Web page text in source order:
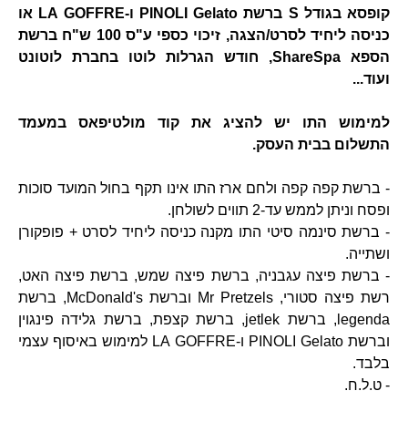
קופסא בגודל S ברשת PINOLI Gelato ו-LA GOFFRE או
כניסה ליחיד לסרט/הצגה, זיכוי כספי ע"ס 100 ש"ח ברשת
הספא ShareSpa, חודש הגרלות לוטו בחברת לוטונט
ועוד...
למימוש התו יש להציג את קוד מולטיפאס במעמד
התשלום בבית העסק.
- ברשת קפה קפה ולחם ארז התו אינו תקף בחול המועד סוכות
ופסח וניתן לממש עד-2 תווים לשולחן.
- ברשת סינמה סיטי התו מקנה כניסה ליחיד לסרט + פופקורן
ושתייה.
- ברשת פיצה עגבניה, ברשת פיצה שמש, ברשת פיצה האט,
רשת פיצה סטורי, Mr Pretzels וברשת McDonald's, ברשת
legenda, ברשת jetlek, ברשת קצפת, ברשת גלידה פינגוין
וברשת PINOLI Gelato ו-LA GOFFRE למימוש באיסוף עצמי
בלבד.
- ט.ל.ח.